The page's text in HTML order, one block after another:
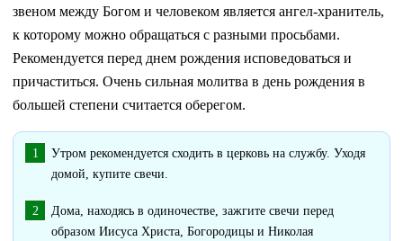
звеном между Богом и человеком является ангел-хранитель,
к которому можно обращаться с разными просьбами.
Рекомендуется перед днем рождения исповедоваться и
причаститься. Очень сильная молитва в день рождения в
большей степени считается оберегом.
Утром рекомендуется сходить в церковь на службу. Уходя
домой, купите свечи.
Дома, находясь в одиночестве, зажгите свечи перед
образом Иисуса Христа, Богородицы и Николая